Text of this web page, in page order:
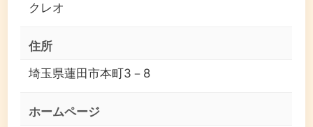
クレオ
住所
埼玉県蓮田市本町3－8
ホームページ